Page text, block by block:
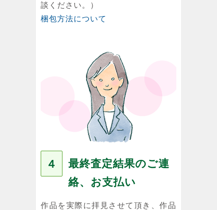
談ください。）
梱包方法について
４
最終査定結果のご連
絡、お支払い
作品を実際に拝見させて頂き、作品